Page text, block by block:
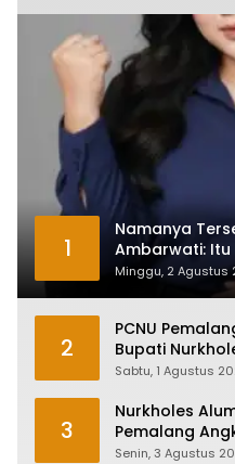
1
Namanya
Ambarwati: Itu
Minggu, 2 Agustus
2
PCNU
Bupati
Pelayan
Sabtu, 1 Agustus
3
Nurkholes
Pemalang
Plt Bupati,
Senin, 3 Agustus